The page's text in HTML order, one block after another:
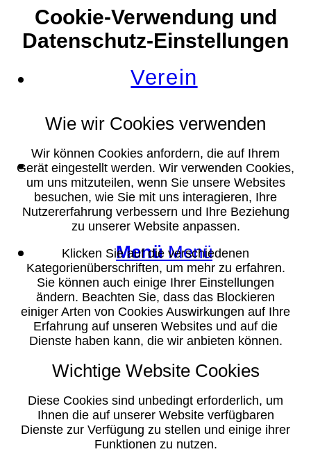
Verein
Suche
Menü Menü
Cookie-Verwendung und
Datenschutz-Einstellungen
Wie wir Cookies verwenden
Wir können Cookies anfordern, die auf Ihrem
Gerät eingestellt werden. Wir verwenden Cookies,
um uns mitzuteilen, wenn Sie unsere Websites
besuchen, wie Sie mit uns interagieren, Ihre
Nutzererfahrung verbessern und Ihre Beziehung
zu unserer Website anpassen.
Klicken Sie auf die verschiedenen
Kategorienüberschriften, um mehr zu erfahren.
Sie können auch einige Ihrer Einstellungen
ändern. Beachten Sie, dass das Blockieren
einiger Arten von Cookies Auswirkungen auf Ihre
Erfahrung auf unseren Websites und auf die
Dienste haben kann, die wir anbieten können.
Wichtige Website Cookies
Diese Cookies sind unbedingt erforderlich, um
Ihnen die auf unserer Website verfügbaren
Dienste zur Verfügung zu stellen und einige ihrer
Funktionen zu nutzen.